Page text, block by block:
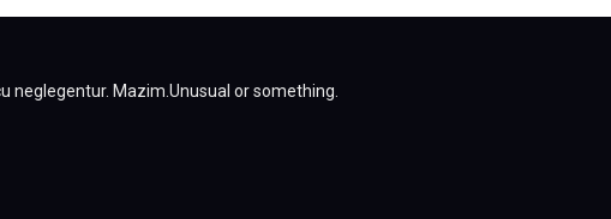
neglegentur. Mazim.Unusual or something.